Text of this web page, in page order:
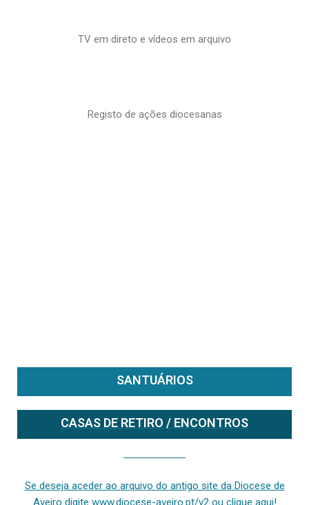
TV em direto e vídeos em arquivo
Registo de ações diocesanas
SANTUÁRIOS
CASAS DE RETIRO / ENCONTROS
Se deseja aceder ao arquivo do antigo site da Diocese de
Aveiro digite www.diocese-aveiro.pt/v2 ou clique aqui!